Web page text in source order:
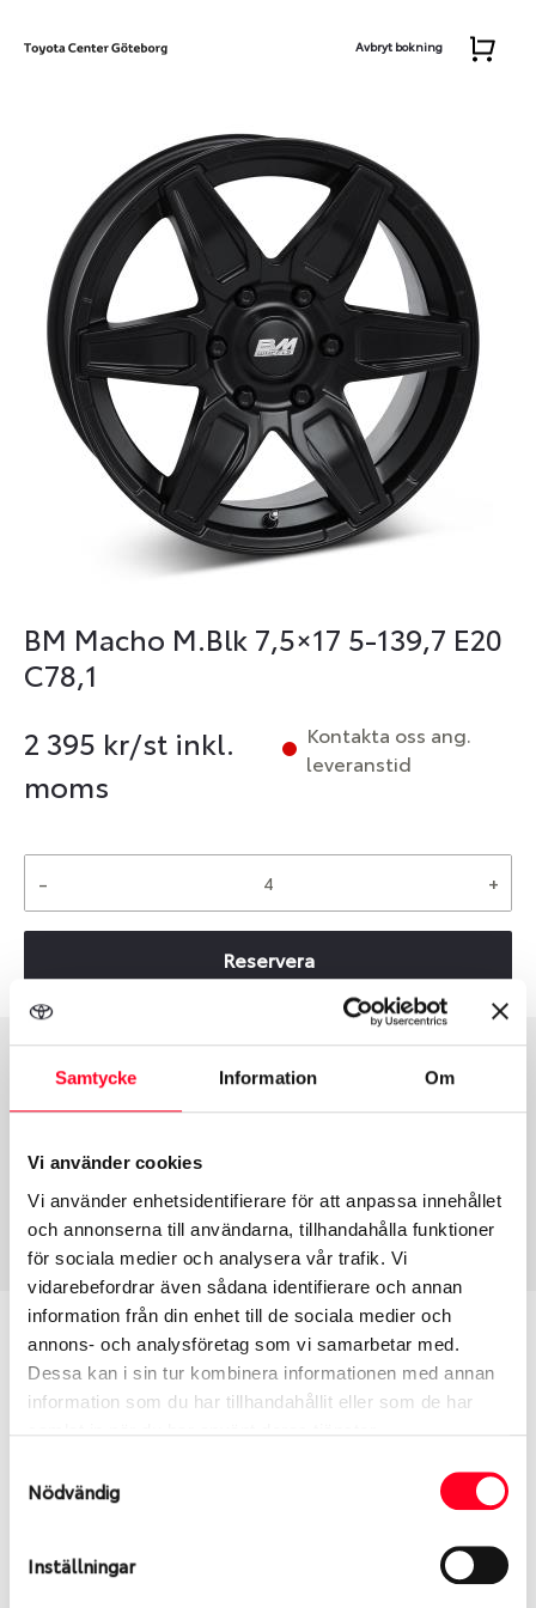
Samtycke Information Om
Vi använder cookies
Vi använder enhetsidentifierare för att anpassa innehållet
och annonserna till användarna, tillhandahålla funktioner
för sociala medier och analysera vår trafik. Vi
vidarebefordrar även sådana identifierare och annan
information från din enhet till de sociala medier och
annons- och analysföretag som vi samarbetar med.
Dessa kan i sin tur kombinera informationen med annan
information som du har tillhandahållit eller som de har
Nödvändig
Inställningar
Avbryt bokning
BM Macho M.Blk 7,5×17 5-139,7 E20
C78,1
2 395 kr/st inkl.
moms
Kontakta oss ang.
leveranstid
- +
Reservera
Group
Fälg PV/C LM
Tum
17
20
Centre Diameter
139.7
Art nummer
8251
Passar denna fälg min bil?
Ange registreringsnummer för att se om den fälg
Ibland kan fälgen ha bytts ut under årens lopp och
inte vara samma dimension som bilen hade ut från